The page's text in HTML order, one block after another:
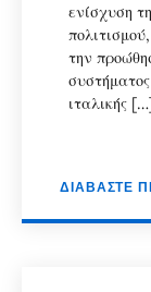
ενίσχυση
την
ιταλικής
ΔΙΑΒΆΣΤΕ